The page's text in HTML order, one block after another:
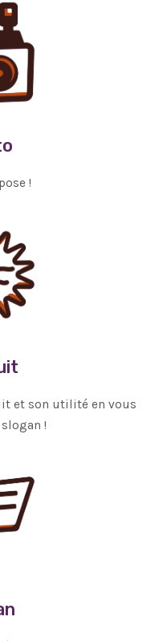
!
et son utilité en vous
!